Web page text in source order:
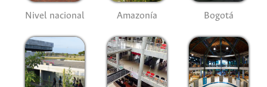
Nivel nacional Amazonía Bogotá